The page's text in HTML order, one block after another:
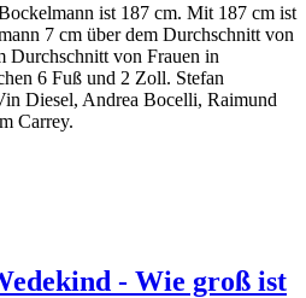
ist 187 cm. Mit 187 cm ist
7 cm über dem Durchschnitt von
Durchschnitt von Frauen in
6 Fuß und 2 Zoll. Stefan
Diesel, Andrea Bocelli, Raimund
Carrey.
- Wie groß ist